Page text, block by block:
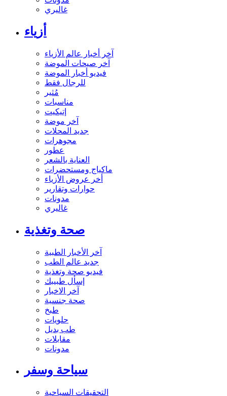
غاليري
أزياء
آخر أخبار عالم الأزياء
آخر صيحات الموضة
فيديو أخبار الموضة
للرجال فقط
مُثير
مناسبات
إتيكيت
آخر موضة
جديد المحلات
مجوهرات
عطور
العناية بالشعر
ماكياج ومستحضرات
أخر عروض الأزياء
حوارات وتقارير
مدونات
غاليري
صحة وتغذية
آخر الأخبار الطبية
جديد عالم الطب
فيديو صحة وتغذية
إسأل طبيبك
آخر الاخبار
صحة جنسية
طبخ
حلويات
طب بديل
مقابلات
مدونات
سياحة وسفر
التحقيقات السياحية